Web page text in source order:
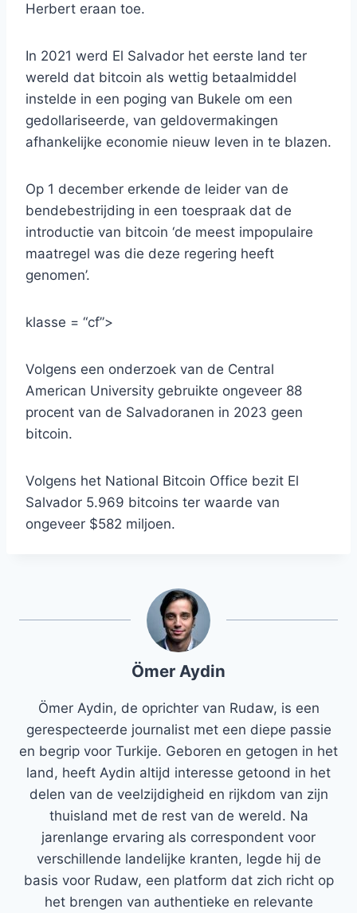
Herbert eraan toe.
In 2021 werd El Salvador het eerste land ter
wereld dat bitcoin als wettig betaalmiddel
instelde in een poging van Bukele om een ​​
gedollariseerde, van geldovermakingen
afhankelijke economie nieuw leven in te blazen.
Op 1 december erkende de leider van de
bendebestrijding in een toespraak dat de
introductie van bitcoin ‘de meest impopulaire
maatregel was die deze regering heeft
genomen’.
klasse = “cf”>
Volgens een onderzoek van de Central
American University gebruikte ongeveer 88
procent van de Salvadoranen in 2023 geen
bitcoin.
Volgens het National Bitcoin Office bezit El
Salvador 5.969 bitcoins ter waarde van
ongeveer $582 miljoen.
Ömer Aydin
Ömer Aydin, de oprichter van Rudaw, is een
gerespecteerde journalist met een diepe passie
en begrip voor Turkije. Geboren en getogen in het
land, heeft Aydin altijd interesse getoond in het
delen van de veelzijdigheid en rijkdom van zijn
thuisland met de rest van de wereld. Na
jarenlange ervaring als correspondent voor
verschillende landelijke kranten, legde hij de
basis voor Rudaw, een platform dat zich richt op
het brengen van authentieke en relevante